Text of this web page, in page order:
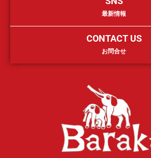
最新情報
CONTACT US
お問合せ